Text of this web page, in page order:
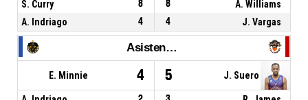
S. Curry 8 8
A. Williams
A. Indriago
4 4 J. Vargas
Asistencias
E. Minnie 4 5 J. Suero